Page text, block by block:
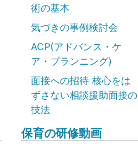
術の基本
気づきの事例検討会
ACP(アドバンス・ケ
ア・プランニング)
面接への招待 核心をは
ずさない相談援助面接の
技法
保育の研修動画